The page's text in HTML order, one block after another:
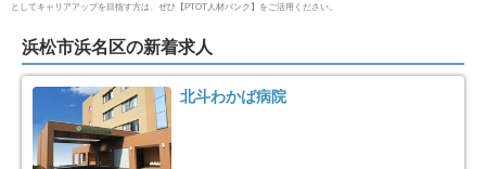
富士市 59
焼津市 17 掛川市
藤枝市 22
としてキャリアアップを目指す方は、ぜひ【PTOT人材バンク】をご活用ください。
浜松市浜名区の新着求人
北斗わかば病院